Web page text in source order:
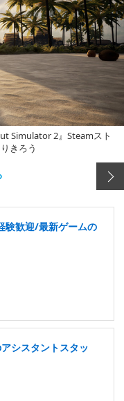
Simulator 2』Steamスト
きろう
験歓迎/最新ゲームの
シスタントスタッ